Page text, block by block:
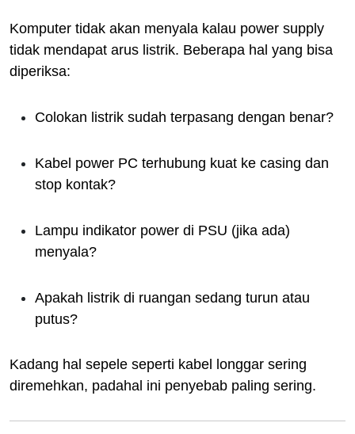
Komputer tidak akan menyala kalau power supply
tidak mendapat arus listrik. Beberapa hal yang bisa
diperiksa:
Colokan listrik sudah terpasang dengan benar?
Kabel power PC terhubung kuat ke casing dan
stop kontak?
Lampu indikator power di PSU (jika ada)
menyala?
Apakah listrik di ruangan sedang turun atau
putus?
Kadang hal sepele seperti kabel longgar sering
diremehkan, padahal ini penyebab paling sering.